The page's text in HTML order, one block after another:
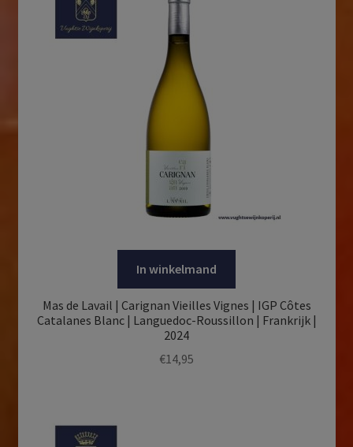
In winkelmand
Mas de Lavail | Carignan Vieilles Vignes | IGP Côtes
Catalanes Blanc | Languedoc-Roussillon | Frankrijk |
2024
€14,95